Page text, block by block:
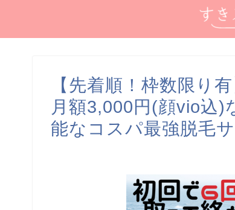
【先着順！枠数限り
月額3,000円(顔vio込)
能なコスパ最強脱毛